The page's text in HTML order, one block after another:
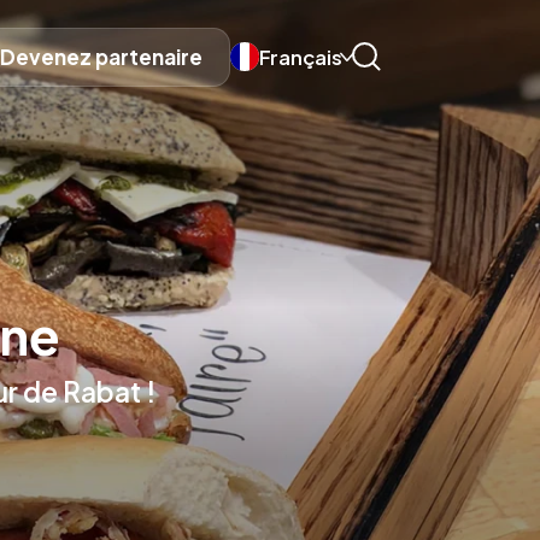
Devenez partenaire Français
de Rabat !